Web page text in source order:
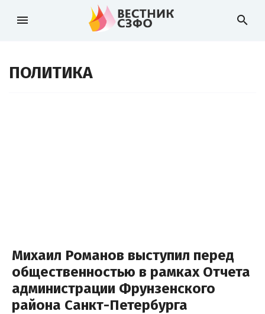
menu search
ПОЛИТИКА
Михаил Романов выступил перед
общественностью в рамках Отчета
администрации Фрунзенского
района Санкт-Петербурга